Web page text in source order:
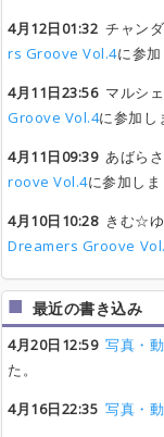
4月12日01:32 チャン
rs Groove Vol.4に参加
4月11日23:56マルシ
Groove Vol.4に参加し
4月11日09:39あばら
roove Vol.4に参加しま
4月10日10:28きむ☆ゆ
Dreamers Groove
最近の書き込み
4月20日12:59 写真・
た。
4月16日22:35 写真・